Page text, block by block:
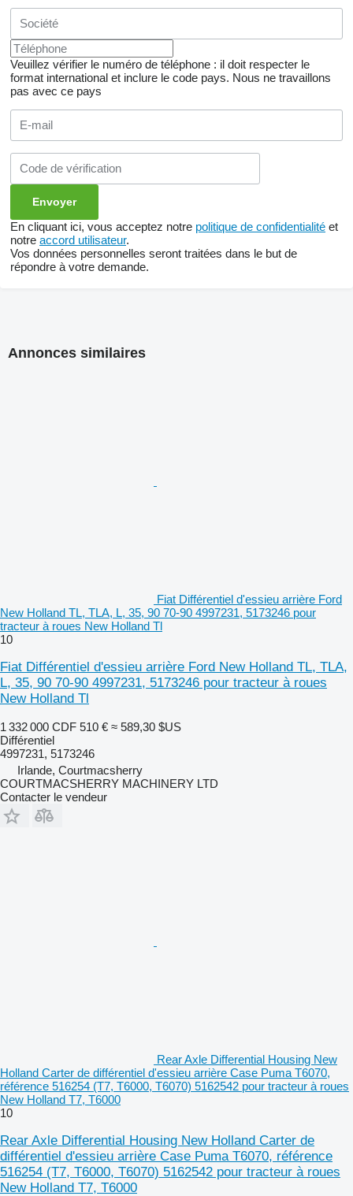
Veuillez vérifier le numéro de téléphone : il doit respecter le
format international et inclure le code pays. Nous ne travaillons
pas avec ce pays
En cliquant ici, vous acceptez notre politique de confidentialité et
notre accord utilisateur.
Vos données personnelles seront traitées dans le but de
répondre à votre demande.
Annonces similaires
Fiat Différentiel d'essieu arrière Ford
New Holland TL, TLA, L, 35, 90 70-90 4997231, 5173246 pour
tracteur à roues New Holland Tl
10
Fiat Différentiel d'essieu arrière Ford New Holland TL, TLA,
L, 35, 90 70-90 4997231, 5173246 pour tracteur à roues
New Holland Tl
1 332 000 CDF 510 € ≈ 589,30 $US
Différentiel
4997231, 5173246
Irlande, Courtmacsherry
COURTMACSHERRY MACHINERY LTD
Contacter le vendeur
Rear Axle Differential Housing New
Holland Carter de différentiel d'essieu arrière Case Puma T6070,
référence 516254 (T7, T6000, T6070) 5162542 pour tracteur à roues
New Holland T7, T6000
10
Rear Axle Differential Housing New Holland Carter de
différentiel d'essieu arrière Case Puma T6070, référence
516254 (T7, T6000, T6070) 5162542 pour tracteur à roues
New Holland T7, T6000